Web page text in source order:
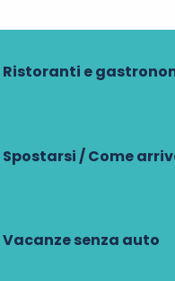
Ristoranti e
Spostarsi / Come
Vacanze senza auto
nostro assistente
per aiutarvi.